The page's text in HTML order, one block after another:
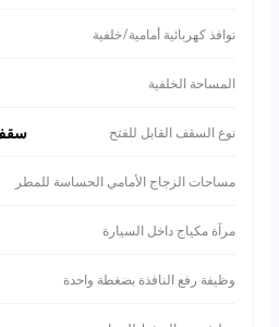
نوافذ كهربائية أمامية/خلفية
المساحة الخلفية
نوع السقف القابل للفتح
مساحات الزجاج الأمامي الحساسة للمطر
مرآة مكياج داخل السيارة
وظيفة رفع النافذة بضغطة واحدة